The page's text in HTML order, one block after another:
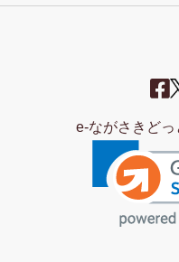
e-ながさきど